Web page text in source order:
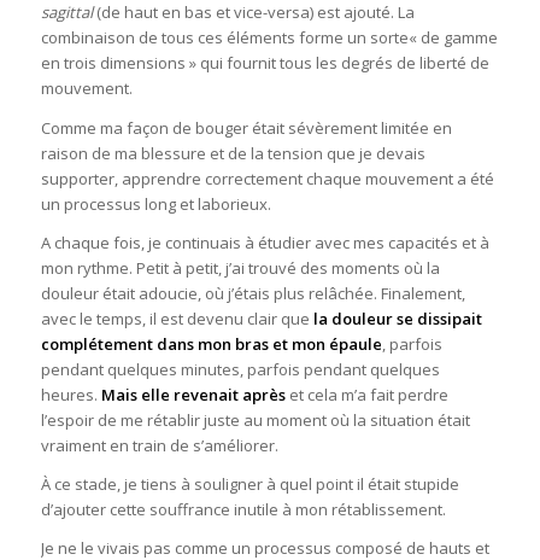
sagittal(de haut en bas et vice-versa) est ajouté. La
combinaison de tous ces éléments forme un sorte« de gamme
en trois dimensions » qui fournit tous les degrés de liberté de
mouvement.
Comme ma façon de bouger était sévèrement limitée en
raison de ma blessure et de la tension que je devais
supporter, apprendre correctement chaque mouvement a été
un processus long et laborieux.
A chaque fois, je continuais à étudier avec mes capacités et à
mon rythme. Petit à petit, j’ai trouvé des moments où la
douleur était adoucie, où j’étais plus relâchée. Finalement,
avec le temps, il est devenu clair que la douleur se dissipait
complétement dans mon bras et mon épaule , parfois
pendant quelques minutes, parfois pendant quelques
heures. Mais elle revenaitaprèset cela m’a fait perdre
l’espoir de me rétablir juste au moment où la situation était
vraiment en train de s’améliorer.
À ce stade, je tiens à souligner à quel point il était stupide
d’ajouter cette souffrance inutile à mon rétablissement.
Je ne le vivais pas comme un processus composé de hauts et